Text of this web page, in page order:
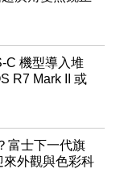
C 機型導入堆
R7 Mark II 或
富士下一代旗
來外觀與色彩科